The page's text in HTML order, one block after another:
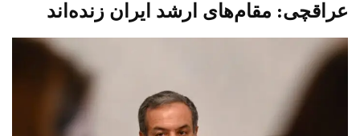
عراقچی: مقام‌های ارشد ایران زنده‌اند